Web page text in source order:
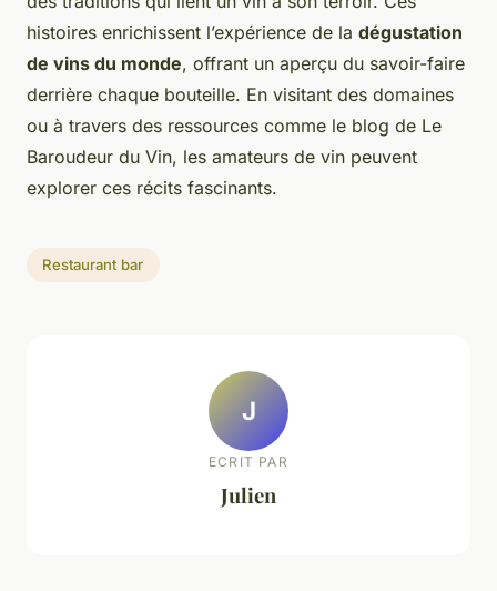
histoires enrichissent l’expérience de la dégustation
de vins du monde, offrant un aperçu du savoir-faire
derrière chaque bouteille. En visitant des domaines
ou à travers des ressources comme le blog de Le
Baroudeur du Vin, les amateurs de vin peuvent
explorer ces récits fascinants.
Restaurant bar
J
ECRIT PAR
Julien